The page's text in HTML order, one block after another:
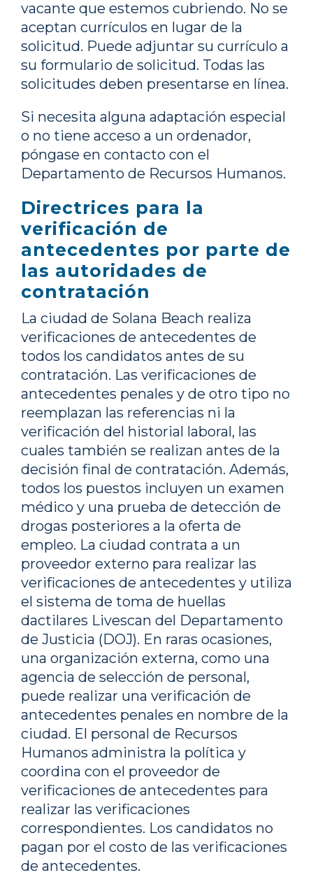
vacante que estemos cubriendo. No se
aceptan currículos en lugar de la
solicitud. Puede adjuntar su currículo a
su formulario de solicitud. Todas las
solicitudes deben presentarse en línea.
Si necesita alguna adaptación especial
o no tiene acceso a un ordenador,
póngase en contacto con el
Departamento de Recursos Humanos.
Directrices para la
verificación de
antecedentes por parte de
las autoridades de
contratación
La ciudad de Solana Beach realiza
verificaciones de antecedentes de
todos los candidatos antes de su
contratación. Las verificaciones de
antecedentes penales y de otro tipo no
reemplazan las referencias ni la
verificación del historial laboral, las
cuales también se realizan antes de la
decisión final de contratación. Además,
todos los puestos incluyen un examen
médico y una prueba de detección de
drogas posteriores a la oferta de
empleo. La ciudad contrata a un
proveedor externo para realizar las
verificaciones de antecedentes y utiliza
el sistema de toma de huellas
dactilares Livescan del Departamento
de Justicia (DOJ). En raras ocasiones,
una organización externa, como una
agencia de selección de personal,
puede realizar una verificación de
antecedentes penales en nombre de la
ciudad. El personal de Recursos
Humanos administra la política y
coordina con el proveedor de
verificaciones de antecedentes para
realizar las verificaciones
correspondientes. Los candidatos no
pagan por el costo de las verificaciones
de antecedentes.